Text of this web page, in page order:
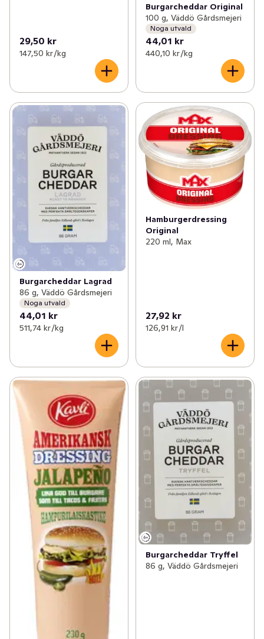
29,50 kr
147,50 kr /kg
Burgarcheddar Original
100 g, Väddö Gårdsmejeri
Noga utvald
44,01 kr
440,10 kr /kg
Burgarcheddar Lagrad
86 g, Väddö Gårdsmejeri
Noga utvald
44,01 kr
511,74 kr /kg
Hamburgerdressing
Original
220 ml, Max
27,92 kr
126,91 kr /l
Burgarcheddar Tryffel
86 g, Väddö Gårdsmejeri